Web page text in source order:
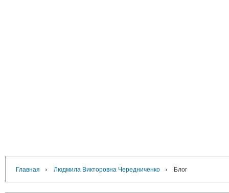
Главная › Людмила Викторовна Чередниченко › Блог